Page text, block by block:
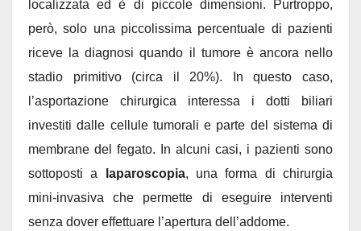
localizzata ed è di piccole dimensioni. Purtroppo,
però, solo una piccolissima percentuale di pazienti
riceve la diagnosi quando il tumore è ancora nello
stadio primitivo (circa il 20%). In questo caso,
l’asportazione chirurgica interessa i dotti biliari
investiti dalle cellule tumorali e parte del sistema di
membrane del fegato. In alcuni casi, i pazienti sono
sottoposti a
laparoscopia, una forma di chirurgia
mini-invasiva che permette di eseguire interventi
senza dover effettuare l’apertura dell’addome.